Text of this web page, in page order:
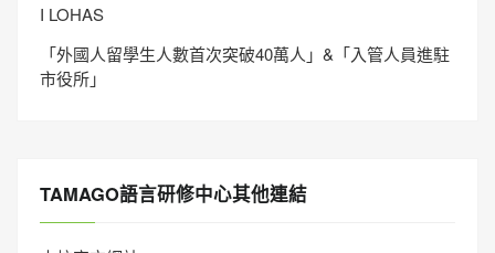
I LOHAS
「外國人留學生人數首次突破40萬人」&「入管人員進駐
市役所」
TAMAGO語言研修中心其他連結